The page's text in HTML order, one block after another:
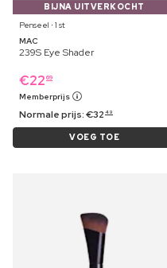
BIJNA UITVERKOCHT
Penseel ⋅ 1 st
MAC
239S Eye Shader
€22 69
Memberprijs
Normale prijs:€32 49
VOEG TOE